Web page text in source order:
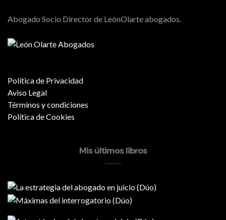
Abogado Socio Director de LeónOlarte abogados.
Política de Privacidad
Aviso Legal
Términos y condiciones
Política de Cookies
Mis últimos libros